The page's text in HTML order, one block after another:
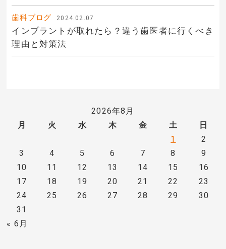
歯科ブログ 2024.02.07
インプラントが取れたら？違う歯医者に行くべき
理由と対策法
2026年8月
月
火 水 木 金 土
日
1
2
3
4 5 6 7 8
9
10
11 12 13 14 15
16
17
18 19 20 21 22
23
24
25 26 27 28 29
30
31
« 6月